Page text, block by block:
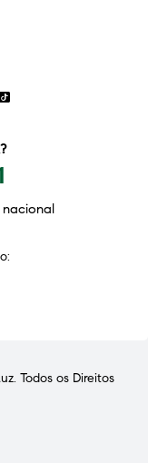
. Todos os Direitos